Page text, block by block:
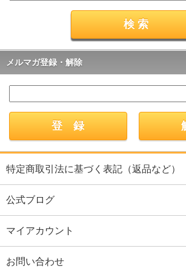
メルマガ登録・解除
特定商取引法に基づく表記（返品など）
公式ブログ
マイアカウント
お問い合わせ